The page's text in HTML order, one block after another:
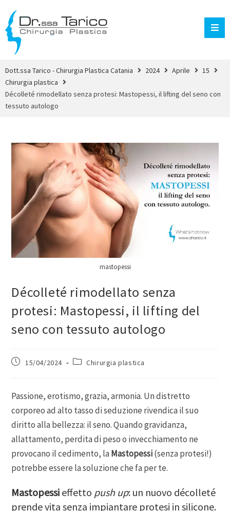
Dott.ssa Tarico - Chirurgia Plastica Catania 2024 Aprile
15
Chirurgia plastica
Décolleté rimodellato senza protesi: Mastopessi, il lifting del seno con
tessuto autologo
mastopessi
Décolleté rimodellato senza
protesi: Mastopessi, il lifting del
seno con tessuto autologo
15/04/2024 Chirurgia plastica
Passione, erotismo, grazia, armonia. Un distretto
corporeo ad alto tasso di seduzione rivendica il suo
diritto alla bellezza: il seno. Quando gravidanza,
allattamento, perdita di peso o invecchiamento ne
provocano il cedimento, laMastopessi(senza protesi!)
potrebbe essere la soluzione che fa per te.
Mastopessi effetto push up: un nuovo décolleté
prende vita senza impiantare protesi in silicone.